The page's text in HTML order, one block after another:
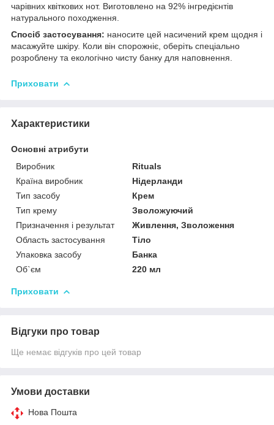
чарівних квіткових нот. Виготовлено на 92% інгредієнтів
натурального походження.
Спосіб застосування: наносите цей насичений крем щодня і
масажуйте шкіру. Коли він спорожніє, оберіть спеціально
розроблену та екологічно чисту банку для наповнення.
Приховати
Характеристики
Основні атрибути
Виробник
Rituals
Країна виробник
Нідерланди
Тип засобу
Крем
Тип крему
Зволожуючий
Призначення і результат
Живлення, Зволоження
Область застосування
Тіло
Упаковка засобу
Банка
Об`єм
220 мл
Приховати
Відгуки про товар
Ще немає відгуків про цей товар
Умови доставки
Нова Пошта